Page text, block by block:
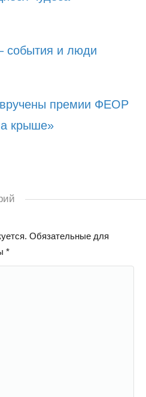
события и люди
премии ФЕОР
крыше»
Обязательные для
*